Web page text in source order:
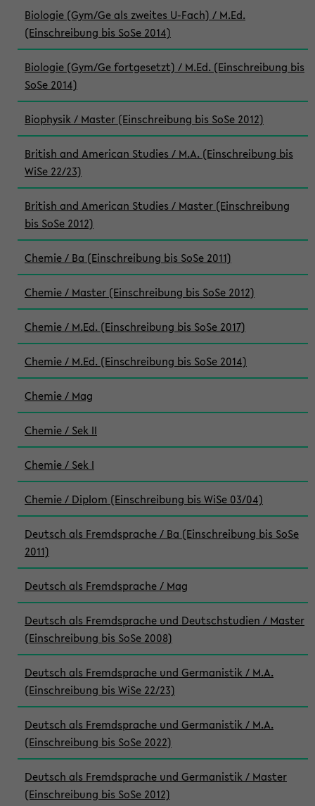
Biologie (Gym/Ge als zweites U-Fach) / M.Ed.
(Einschreibung bis SoSe 2014)
Biologie (Gym/Ge fortgesetzt) / M.Ed. (Einschreibung bis
SoSe 2014)
Biophysik / Master (Einschreibung bis SoSe 2012)
British and American Studies / M.A. (Einschreibung bis
WiSe 22/23)
British and American Studies / Master (Einschreibung
bis SoSe 2012)
Chemie / Ba (Einschreibung bis SoSe 2011)
Chemie / Master (Einschreibung bis SoSe 2012)
Chemie / M.Ed. (Einschreibung bis SoSe 2017)
Chemie / M.Ed. (Einschreibung bis SoSe 2014)
Chemie / Mag
Chemie / Sek II
Chemie / Sek I
Chemie / Diplom (Einschreibung bis WiSe 03/04)
Deutsch als Fremdsprache / Ba (Einschreibung bis SoSe
2011)
Deutsch als Fremdsprache / Mag
Deutsch als Fremdsprache und Deutschstudien / Master
(Einschreibung bis SoSe 2008)
Deutsch als Fremdsprache und Germanistik / M.A.
(Einschreibung bis WiSe 22/23)
Deutsch als Fremdsprache und Germanistik / M.A.
(Einschreibung bis SoSe 2022)
Deutsch als Fremdsprache und Germanistik / Master
(Einschreibung bis SoSe 2012)